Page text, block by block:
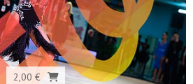
2,00 €